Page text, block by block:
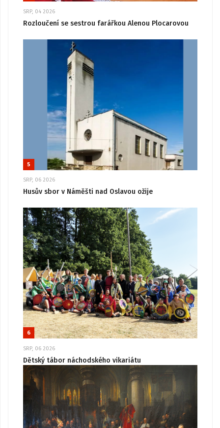
SRP, 04 2026
Rozloučení se sestrou farářkou Alenou Plocarovou
5
SRP, 06 2026
Husův sbor v Náměšti nad Oslavou ožije
6
SRP, 06 2026
Dětský tábor náchodského vikariátu